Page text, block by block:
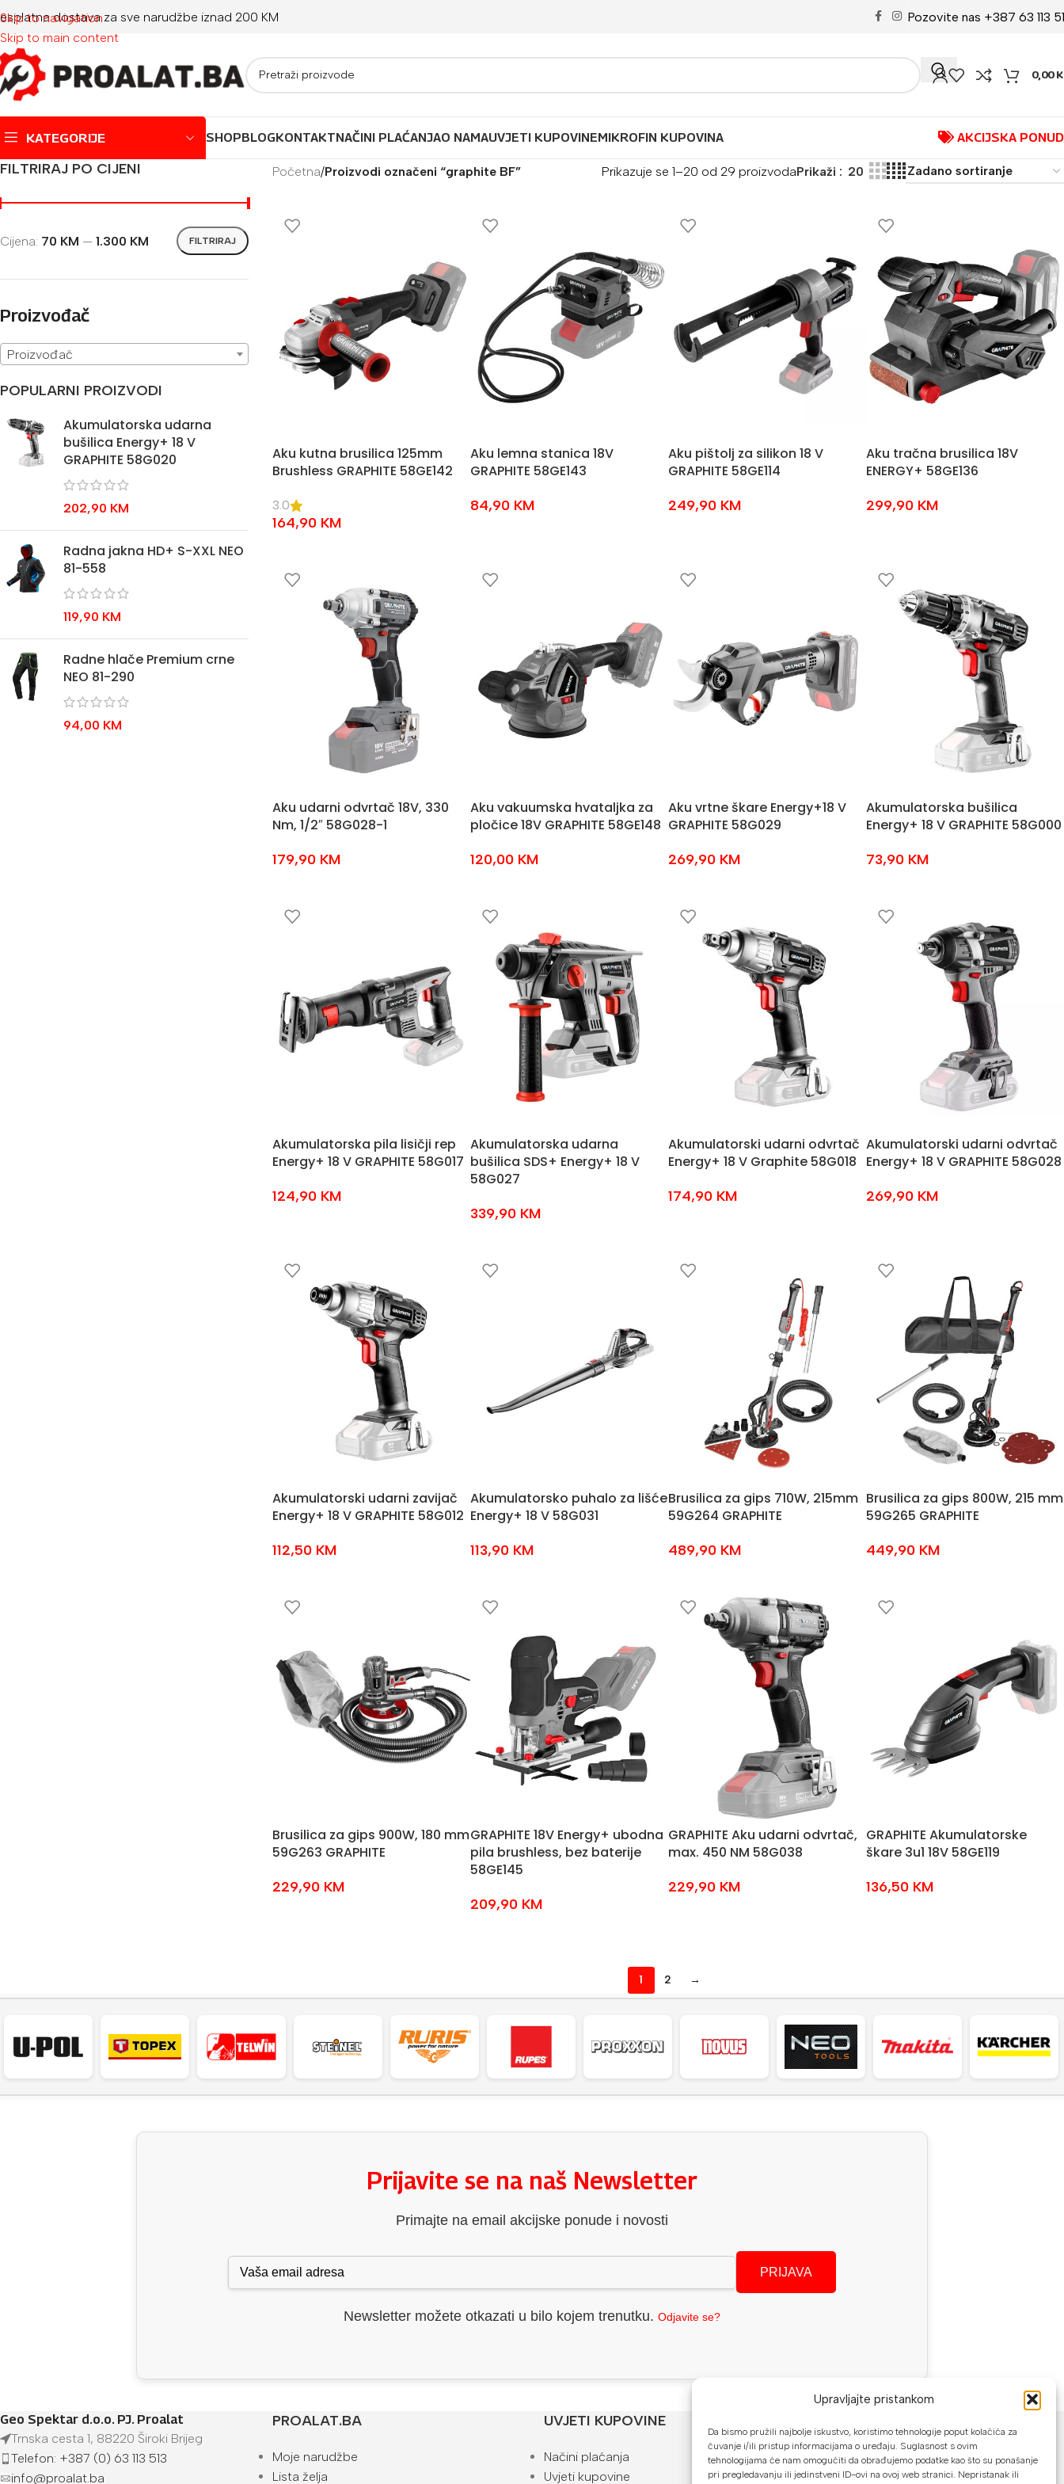
Upravljajte pristankom
Da bismo pružili najbolje iskustvo, koristimo tehnologije poput kolačića za
čuvanje i/ili pristup informacijama o uređaju. Suglasnost s ovim
tehnologijama će nam omogućiti da obrađujemo podatke kao što su ponašanje
pri pregledavanju ili jedinstveni ID-ovi na ovoj web stranici. Nepristanak ili
Skip to navigation
Skip to main content
dostava za sve narudžbe iznad 200 KM Pozovite nas +387 63 113
0,00
KATEGORIJE
Jacuzzi
SHOPBLOGKONTAKTNAČINI PLAĆANJAO NAMAUVJETI KUPOVINEMIKROFIN KUPOVINA AKCIJSKA
FILTRIRAJ PO CIJENI
FILTRIRAJ
Cijena: 70 KM — 1.300 KM
Proizvođač
Proizvođač
POPULARNI PROIZVODI
Akumulatorska udarna
bušilica Energy+ 18 V
GRAPHITE 58G020
202,90 KM
Radna jakna HD+ S-XXL NEO
81-558
119,90 KM
Radne hlače Premium crne
NEO 81-290
94,00 KM
Početna/Proizvodi označeni “graphite BF” Prikazuje se 1–20 od 29 proizvodaPrikaži 20
Aku kutna brusilica 125mm
Brushless GRAPHITE 58GE142
3.0
164,90 KM
Aku lemna stanica 18V
GRAPHITE 58GE143
84,90 KM
Aku pištolj za silikon 18 V
GRAPHITE 58GE114
249,90 KM
Aku tračna brusilica 18V
ENERGY+ 58GE136
299,90 KM
Aku udarni odvrtač 18V, 330
Nm, 1/2″ 58G028-1
179,90 KM
Aku vakuumska hvataljka za
pločice 18V GRAPHITE 58GE148
120,00 KM
Aku vrtne škare Energy+18 V
GRAPHITE 58G029
269,90 KM
Akumulatorska bušilica
Energy+ 18 V GRAPHITE 58G000
73,90 KM
Akumulatorska pila lisičji rep
Energy+ 18 V GRAPHITE 58G017
124,90 KM
Akumulatorska udarna
bušilica SDS+ Energy+ 18 V
58G027
339,90 KM
Akumulatorski udarni odvrtač
Energy+ 18 V Graphite 58G018
174,90 KM
Akumulatorski udarni odvrtač
Energy+ 18 V GRAPHITE 58G028
269,90 KM
Akumulatorski udarni zavijač
Energy+ 18 V GRAPHITE 58G012
112,50 KM
Akumulatorsko puhalo za lišće
Energy+ 18 V 58G031
113,90 KM
Brusilica za gips 710W, 215mm
59G264 GRAPHITE
489,90 KM
Brusilica za gips 800W, 215 mm
59G265 GRAPHITE
449,90 KM
Brusilica za gips 900W, 180 mm
59G263 GRAPHITE
229,90 KM
GRAPHITE 18V Energy+ ubodna
pila brushless, bez baterije
58GE145
209,90 KM
GRAPHITE Aku udarni odvrtač,
max. 450 NM 58G038
229,90 KM
GRAPHITE Akumulatorske
škare 3u1 18V 58GE119
136,50 KM
1 2 →
Prijavite se na naš Newsletter
Primajte na email akcijske ponude i novosti
PRIJAVA
Newsletter možete otkazati u bilo kojem trenutku. Odjavite se?
Geo Spektar d.o.o. PJ. Proalat
Trnska cesta 1, 88220 Široki Brijeg
Telefon: +387 (0) 63 113 513
info@proalat.ba
PROALAT.BA
Moje narudžbe
Lista želja
UVJETI KUPOVINE
Načini plaćanja
Uvjeti kupovine
U našoj web trgovini možete platiti: